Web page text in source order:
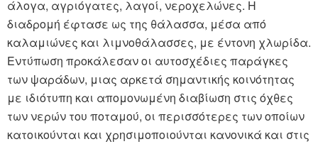
άλογα, αγριόγατες, λαγοί, νεροχελώνες. Η
διαδρομή έφτασε ως της θάλασσα, μέσα από
καλαμιώνες και λιμνοθάλασσες, με έντονη χλωρίδα.
Εντύπωση προκάλεσαν οι αυτοσχέδιες παράγκες
των ψαράδων, μιας αρκετά σημαντικής κοινότητας
με ιδιότυπη και απομονωμένη διαβίωση στις όχθες
των νερών του ποταμού, οι περισσότερες των οποίων
κατοικούνται και χρησιμοποιούνται κανονικά και στις